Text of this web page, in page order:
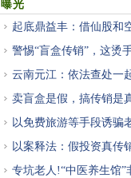
曝光
起底鼎益丰：借仙股和
警惕“盲盒传销”，这烫
云南元江：依法查处一
卖盲盒是假，搞传销是
以免费旅游等手段诱骗
以案释法：假投资真传
专坑老人!“中医养生馆”